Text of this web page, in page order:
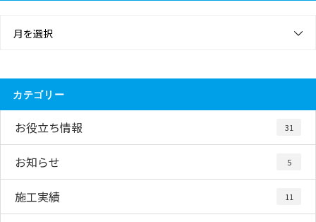
月を選択
カテゴリー
お役立ち情報 31
お知らせ 5
施工実績 11